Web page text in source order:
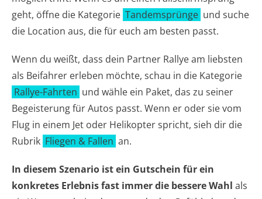
geht, öffne die Kategorie Tandemsprünge und suche
die Location aus, die für euch am besten passt.
Wenn du weißt, dass dein Partner Rallye am liebsten
als Beifahrer erleben möchte, schau in die Kategorie
Rallye-Fahrten und wähle ein Paket, das zu seiner
Begeisterung für Autos passt. Wenn er oder sie vom
Flug in einem Jet oder Helikopter spricht, sieh dir die
Rubrik Fliegen & Fallen an.
In diesem Szenario ist ein Gutschein für ein
konkretes Erlebnis fast immer die bessere Wahl als